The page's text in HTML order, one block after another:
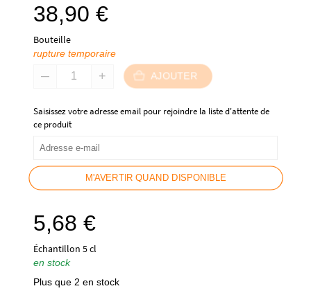
38,90 €
Bouteille
rupture temporaire
AJOUTER
Saisissez votre adresse email pour rejoindre la liste d'attente de
ce produit
M'AVERTIR QUAND DISPONIBLE
5,68 €
Échantillon 5 cl
en stock
Plus que 2 en stock